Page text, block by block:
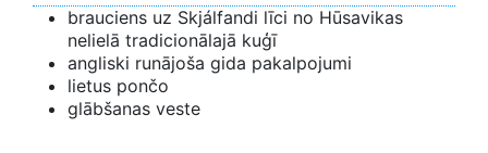
brauciens uz Skjálfandi līci no Hūsavikas
nelielā tradicionālajā kuģī
angliski runājoša gida pakalpojumi
lietus pončo
glābšanas veste